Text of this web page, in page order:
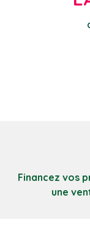
Financez vos
une